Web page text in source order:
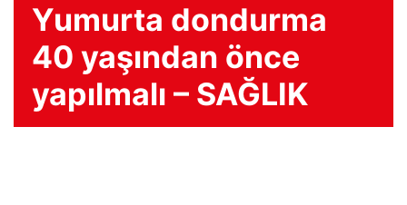
Yumurta dondurma
40 yaşından önce
yapılmalı – SAĞLIK